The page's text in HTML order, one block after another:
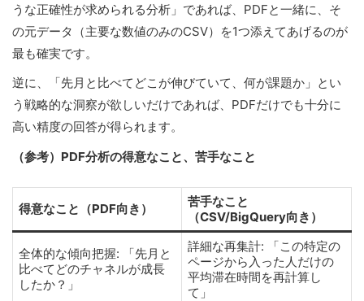
うな正確性が求められる分析」であれば、PDFと一緒に、そ
の元データ（主要な数値のみのCSV）を1つ添えてあげるのが
最も確実です。
逆に、「先月と比べてどこが伸びていて、何が課題か」とい
う戦略的な洞察が欲しいだけであれば、PDFだけでも十分に
高い精度の回答が得られます。
（参考）PDF分析の得意なこと、苦手なこと
得意なこと（PDF向き）
苦手なこと
（CSV/BigQuery向き）
全体的な傾向把握: 「先月と
比べてどのチャネルが成長
したか？」
詳細な再集計: 「この特定の
ページから入った人だけの
平均滞在時間を再計算し
て」